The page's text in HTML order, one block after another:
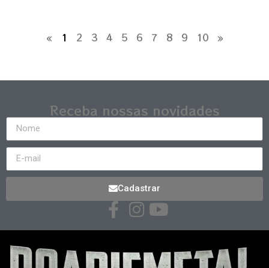
« 1 2 3 4 5 6 7 8 9 10 »
Receba nossas novidades
Cadastrar